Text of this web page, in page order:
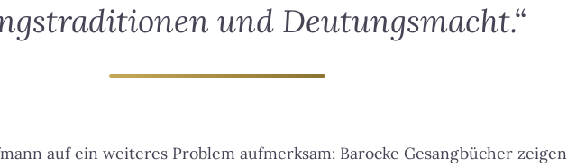
und Deutungsmacht.“
auf ein weiteres Problem aufmerksam: Barocke Gesangbücher zeigen